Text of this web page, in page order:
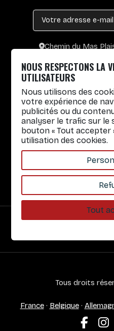
Chemin du Mas
Lun. au Vend. :
Gobelets
Infos
Liens
Nos
À propos
Tous droits
France· Belgique·
NOUS RESPECTONS LA
UTILISATEURS
Nous utilisons des
votre expérience de
publicités ou du
analyser le trafic sur le
bouton « Tout
utilisation des cookies.
Tout